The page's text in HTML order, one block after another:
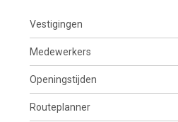
Vestigingen
Medewerkers
Openingstijden
Routeplanner